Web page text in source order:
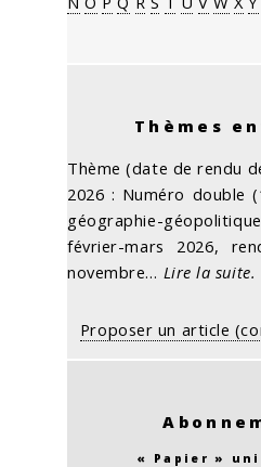
Thèmes
Thème (date de rendu
2026 : Numéro double
géographie-
février-mars 2026,
novembre… Lire la suite.
Proposer un article
« Papier »